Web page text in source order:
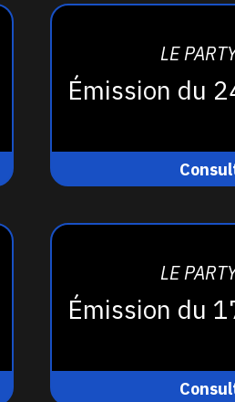
LE
Émission du
LE
Émission du